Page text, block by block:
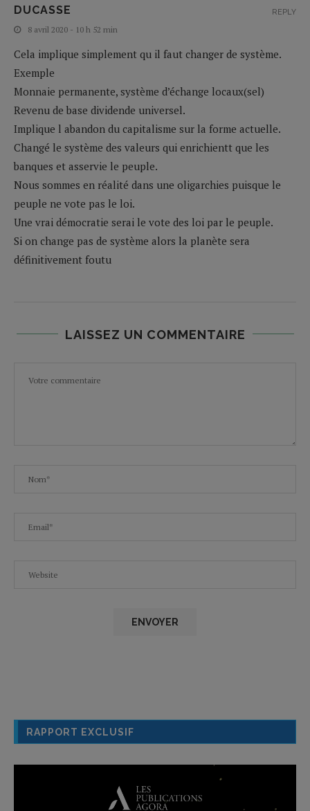
DUCASSE
8 avril 2020 - 10 h 52 min
Cela implique simplement qu il faut changer de système.
Exemple
Monnaie permanente, système d’échange locaux(sel)
Revenu de base dividende universel.
Implique l abandon du capitalisme sur la forme actuelle.
Changé le système des valeurs qui enrichientt que les
banques et asservie le peuple.
Nous sommes en réalité dans une oligarchies puisque le
peuple ne vote pas le loi.
Une vrai démocratie serai le vote des loi par le peuple.
Si on change pas de système alors la planète sera
définitivement foutu
REPLY
LAISSEZ UN COMMENTAIRE
RAPPORT EXCLUSIF